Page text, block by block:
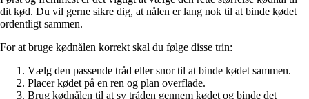
dit kød. Du vil gerne sikre dig, at nålen er lang nok til at binde kødet
ordentligt sammen.
For at bruge kødnålen korrekt skal du følge disse trin:
Vælg den passende tråd eller snor til at binde kødet sammen.
Placer kødet på en ren og plan overflade.
Brug kødnålen til at sy tråden gennem kødet og binde det